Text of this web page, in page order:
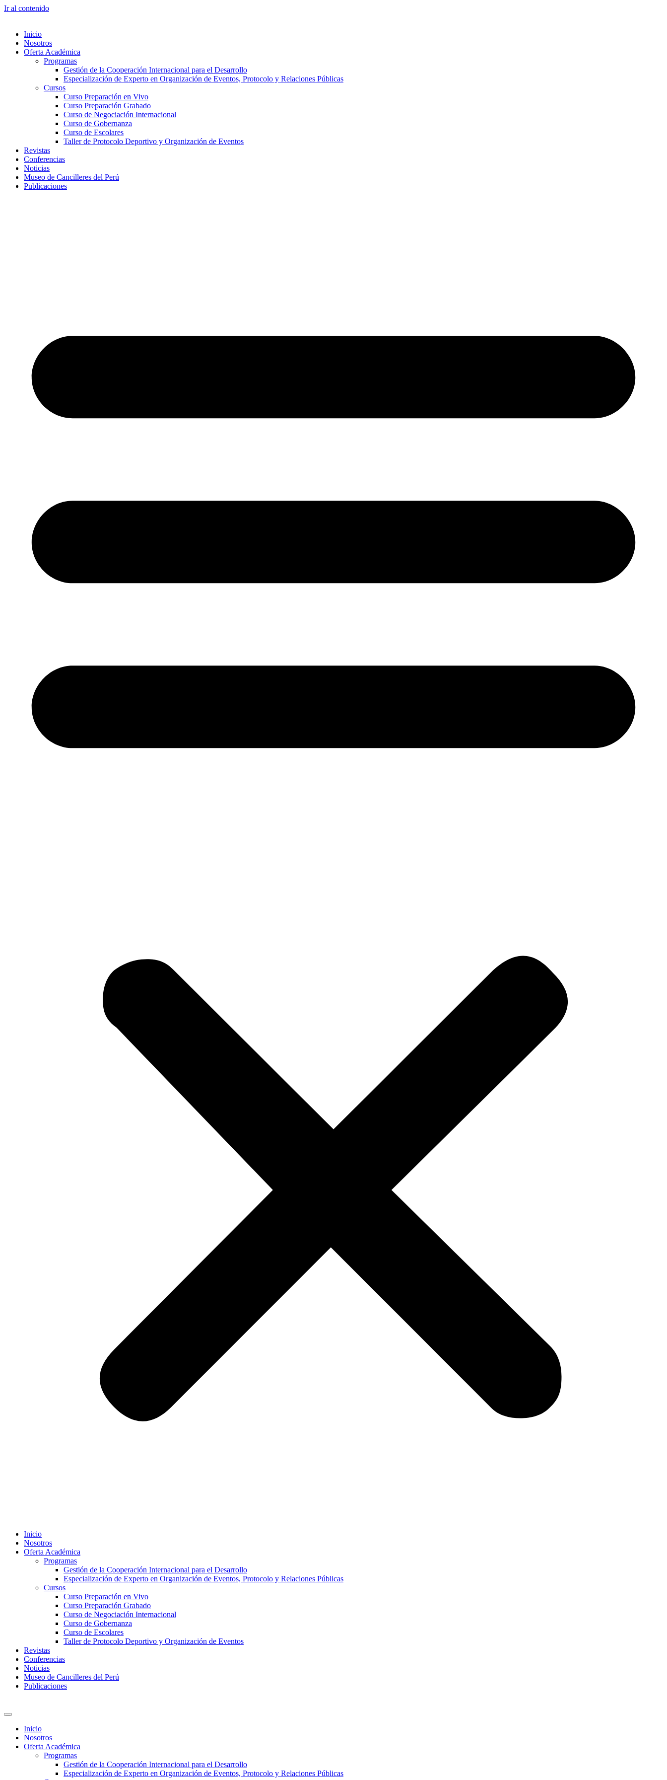
Ir al contenido
Inicio
Nosotros
Oferta Académica
Programas
Gestión de la Cooperación Internacional para el Desarrollo
Especialización de Experto en Organización de Eventos, Protocolo y Relaciones Públicas
Cursos
Curso Preparación en Vivo
Curso Preparación Grabado
Curso de Negociación Internacional
Curso de Gobernanza
Curso de Escolares
Taller de Protocolo Deportivo y Organización de Eventos
Revistas
Conferencias
Noticias
Museo de Cancilleres del Perú
Publicaciones
Inicio
Nosotros
Oferta Académica
Programas
Gestión de la Cooperación Internacional para el Desarrollo
Especialización de Experto en Organización de Eventos, Protocolo y Relaciones Públicas
Cursos
Curso Preparación en Vivo
Curso Preparación Grabado
Curso de Negociación Internacional
Curso de Gobernanza
Curso de Escolares
Taller de Protocolo Deportivo y Organización de Eventos
Revistas
Conferencias
Noticias
Museo de Cancilleres del Perú
Publicaciones
Inicio
Nosotros
Oferta Académica
Programas
Gestión de la Cooperación Internacional para el Desarrollo
Especialización de Experto en Organización de Eventos, Protocolo y Relaciones Públicas